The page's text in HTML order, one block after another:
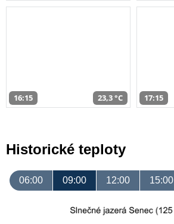
16:15 23,3 °C 17:15
Historické teploty
06:00 09:00 12:00 15:00